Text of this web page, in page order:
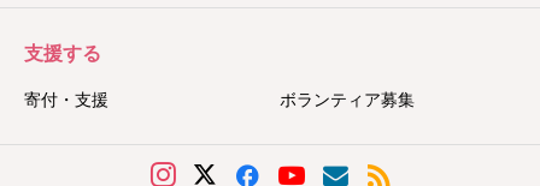
支援する
寄付・支援 ボランティア募集